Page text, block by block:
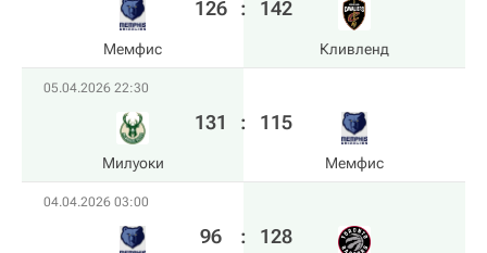
Мемфис
126 : 142
Кливленд
05.04.2026 22:30
Милуоки
131 : 115
Мемфис
04.04.2026 03:00
96 : 128